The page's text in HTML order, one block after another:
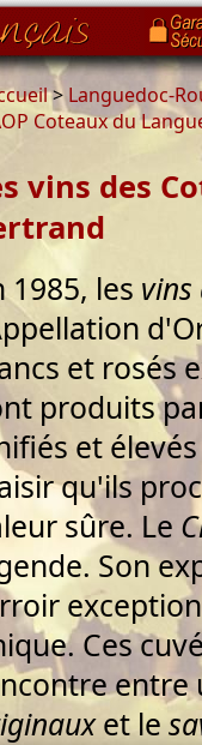
>Languedoc-
Coteaux du
vins des
1985, les vins
et rosés
produits
et
qu'ils
sûre. Le
Son
Ces
entre
et le